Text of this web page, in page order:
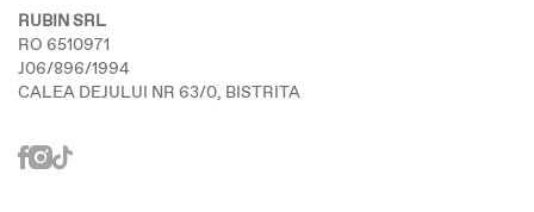
RUBIN SRL
RO 6510971
J06/896/1994
CALEA DEJULUI NR 63/0, BISTRITA